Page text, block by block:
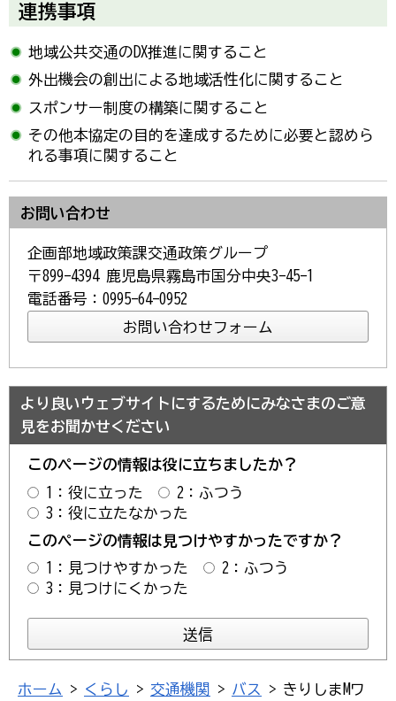
連携事項
地域公共交通のDX推進に関すること
外出機会の創出による地域活性化に関すること
スポンサー制度の構築に関すること
その他本協定の目的を達成するために必要と認めら
れる事項に関すること
お問い合わせ
企画部地域政策課交通政策グループ
〒899-4394 鹿児島県霧島市国分中央3-45-1
電話番号：0995-64-0952
より良いウェブサイトにするためにみなさまのご意
見をお聞かせください
このページの情報は役に立ちましたか？
1：役に立った
2：ふつう
3：役に立たなかった
このページの情報は見つけやすかったですか？
1：見つけやすかった
2：ふつう
3：見つけにくかった
ホーム > くらし > 交通機関 > バス
> きりしまMワ